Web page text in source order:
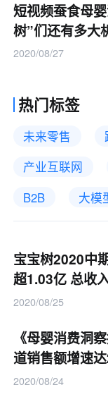
短视频蚕食母
树”们还有多大
2020/08/27
热门标签
未来零售
产业互联网
B2B
大模
宝宝树2020中
超1.03亿 总收
2020/08/25
《母婴消费洞
道销售额增速
2020/08/24